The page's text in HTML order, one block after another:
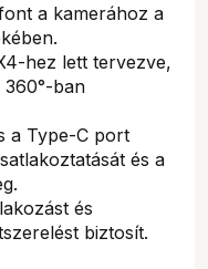
a kamerához a
hez lett tervezve,
360°-ban
a Type-C port
és a
és
biztosít.